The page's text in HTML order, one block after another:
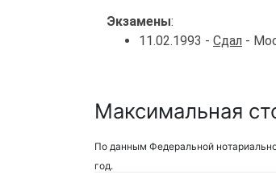
Экзамены:
11.02.1993 - Сдал -
Максимальная
По данным Федеральной
год.